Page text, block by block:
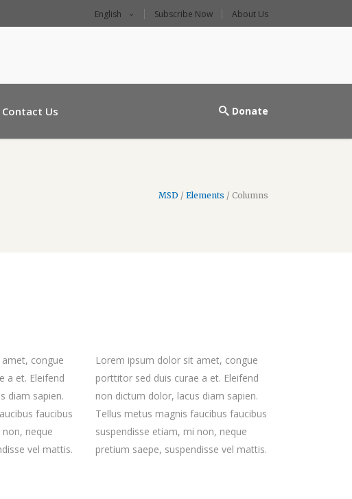
English Subscribe Now About Us
Contact Us Donate
MSD / Elements / Columns
congue
a et. Eleifend
diam sapien.
faucibus
neque
vel mattis.
Lorem ipsum dolor sit amet, congue
porttitor sed duis curae a et. Eleifend
non dictum dolor, lacus diam sapien.
Tellus metus magnis faucibus faucibus
suspendisse etiam, mi non, neque
pretium saepe, suspendisse vel mattis.